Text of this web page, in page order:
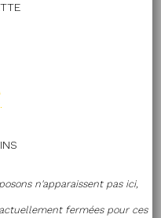
n'apparaissent pas ici,
fermées pour ces